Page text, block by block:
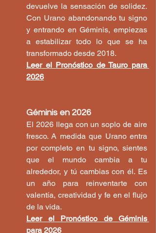
devuelve la sensación de solidez.
Con Urano abandonando tu signo
y entrando en Géminis, empiezas
a estabilizar todo lo que se ha
transformado desde 2018.
Leer el Pronóstico de Tauro para
2026
Géminis en 2026
El 2026 llega con un soplo de aire
fresco. A medida que Urano entra
por completo en tu signo, sientes
que el mundo cambia a tu
alrededor, y tú cambias con él. Es
un año para reinventarte con
valentía, creatividad y fe en el flujo
de la vida.
Leer el Pronóstico de Géminis
para 2026